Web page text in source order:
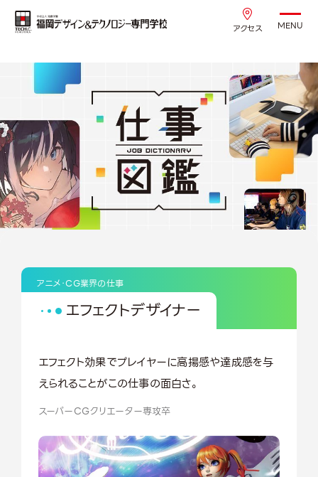
アクセス MENU
アニメ・CG業界の仕事
エフェクトデザイナー
エフェクト効果でプレイヤーに高揚感や達成感を与
えられることがこの仕事の面白さ。
スーパーCGクリエーター専攻卒